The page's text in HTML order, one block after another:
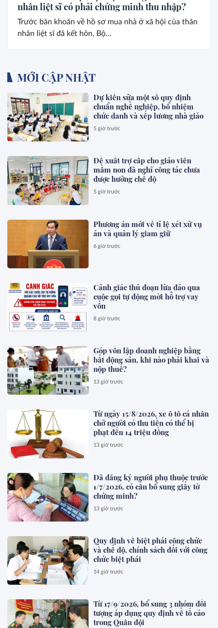
nhân liệt sĩ có phải chứng minh thu nhập?
Trước băn khoăn về hồ sơ mua nhà ở xã hội của thân
nhân liệt sĩ đã kết hôn, Bộ...
MỚI CẬP NHẬT
Dự kiến sửa một số quy định
chuẩn nghề nghiệp, bổ nhiệm
chức danh và xếp lương nhà giáo
5 giờ trước
Đề xuất trợ cấp cho giáo viên
mầm non đã nghỉ công tác chưa
được hưởng chế độ
5 giờ trước
Phương án mới về tỉ lệ xét xử vụ
án và quản lý giam giữ
6 giờ trước
Cảnh giác thủ đoạn lừa đảo qua
cuộc gọi tự động mời hỗ trợ vay
vốn
8 giờ trước
Góp vốn lập doanh nghiệp bằng
bất động sản, khi nào phải khai và
nộp thuế?
13 giờ trước
Từ ngày 15/8/2026, xe ô tô cá nhân
chở người có thu tiền có thể bị
phạt đến 14 triệu đồng
13 giờ trước
Đã đăng ký người phụ thuộc trước
1/7/2026, có cần bổ sung giấy tờ
chứng minh?
13 giờ trước
Quy định về biệt phái công chức
và chế độ, chính sách đối với công
chức biệt phái
14 giờ trước
Từ 17/9/2026, bổ sung 3 nhóm đối
tượng áp dụng quy định về tố cáo
trong Quân đội